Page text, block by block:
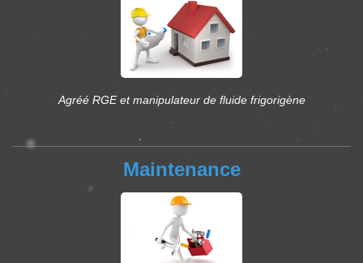
Agréé RGE et manipulateur de fluide frigorigène
Maintenance